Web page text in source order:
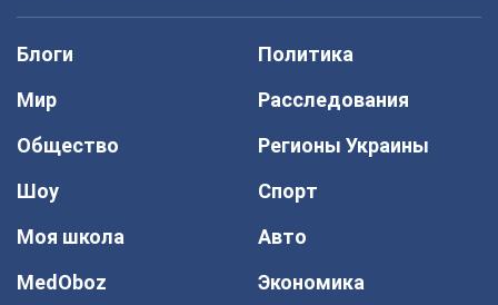
Блоги
Политика
Мир
Расследования
Общество
Регионы Украины
Шоу
Спорт
Моя школа
Авто
MedOboz
Экономика